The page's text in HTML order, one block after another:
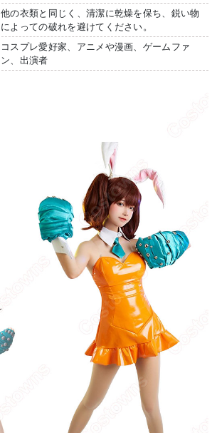
他の衣類と同じく、清潔に乾燥を保ち、鋭い物
によっての破れを避けてください。
コスプレ愛好家、アニメや漫画、ゲームファ
ン、出演者